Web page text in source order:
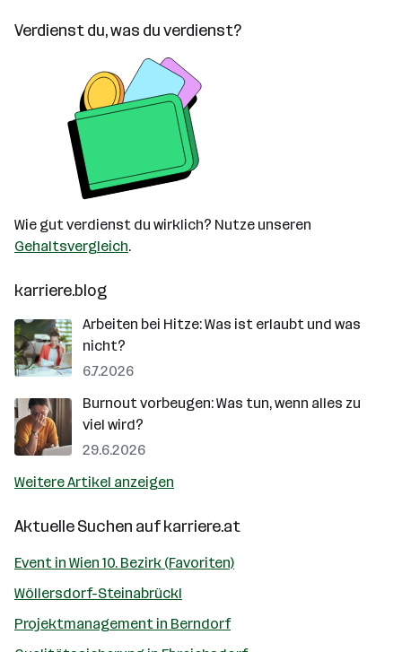
Verdienst du, was du verdienst?
Wie gut verdienst du wirklich? Nutze unseren
Gehaltsvergleich.
karriere.blog
Arbeiten bei Hitze: Was ist erlaubt und was
nicht?
6.7.2026
Burnout vorbeugen: Was tun, wenn alles zu
viel wird?
29.6.2026
Weitere Artikel anzeigen
Aktuelle Suchen aufkarriere.at
Event in Wien 10. Bezirk (Favoriten)
Wöllersdorf-Steinabrückl
Projektmanagement in Berndorf